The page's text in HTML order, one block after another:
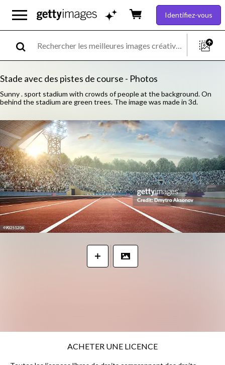
Identifiez-vous
Stade avec des pistes de course - Photos
Sunny . sport stadium with crowds of people at the background. On
behind the stadium are green trees. The image was made in 3d.
ACHETER UNE LICENCE